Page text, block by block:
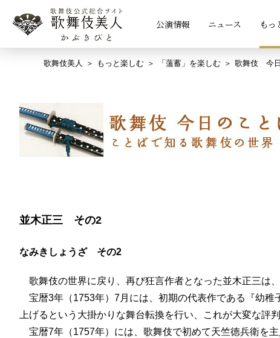
公演情報 ニュース もっ
歌舞伎美人 もっと楽しむ 「薀蓄」を楽しむ 歌舞伎 今
並木正三 その2
なみきしょうざ その2
歌舞伎の世界に戻り、再び狂言作者となった並木正三は
宝暦3年（1753年）7月には、初期の代表作である『幼稚
上げるという大掛かりな舞台転換を行い、これが大変な評
宝暦7年（1757年）には、歌舞伎で初めて天竺徳兵衛を